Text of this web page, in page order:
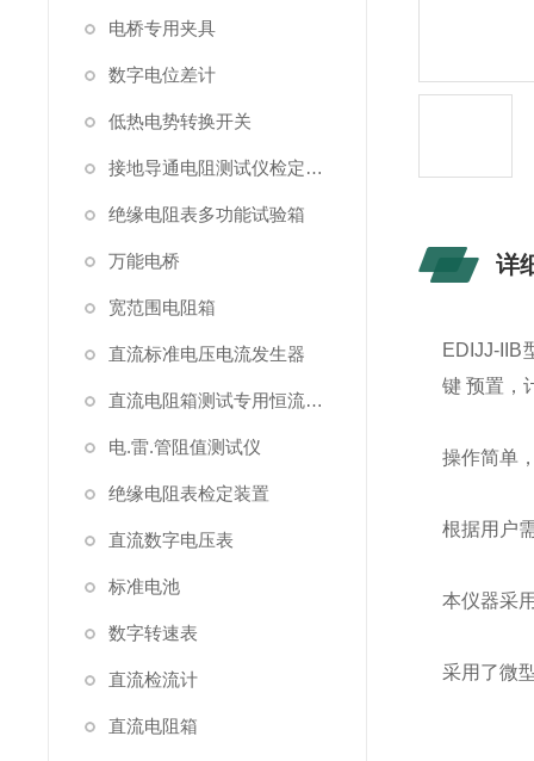
电桥专用夹具
数字电位差计
低热电势转换开关
接地导通电阻测试仪检定装置
绝缘电阻表多功能试验箱
万能电桥
宽范围电阻箱
直流标准电压电流发生器
直流电阻箱测试专用恒流源（简称恒流源）
电.雷.管阻值测试仪
绝缘电阻表检定装置
直流数字电压表
标准电池
数字转速表
直流检流计
直流电阻箱
详
EDIJJ-IIB
键 预置，
操作简单
根据用户
本仪器采
采用了微